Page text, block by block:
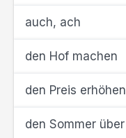
auch, ach
den Hof machen
den Preis erhöhen
den Sommer über